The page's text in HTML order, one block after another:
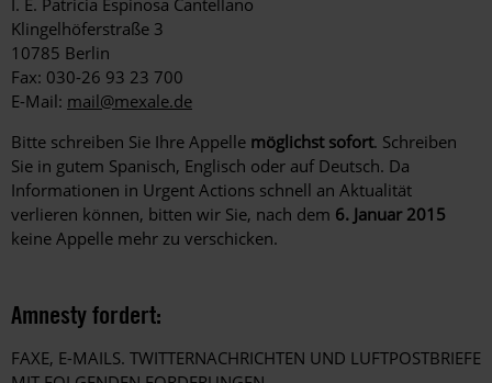
I. E. Patricia Espinosa Cantellano
Klingelhöferstraße 3
10785 Berlin
Fax: 030-26 93 23 700
E-Mail: mail@mexale.de
Bitte schreiben Sie Ihre Appelle möglichst sofort. Schreiben
Sie in gutem Spanisch, Englisch oder auf Deutsch. Da
Informationen in Urgent Actions schnell an Aktualität
verlieren können, bitten wir Sie, nach dem 6. Januar 2015
keine Appelle mehr zu verschicken.
Amnesty fordert:
FAXE, E-MAILS. TWITTERNACHRICHTEN UND LUFTPOSTBRIEFE